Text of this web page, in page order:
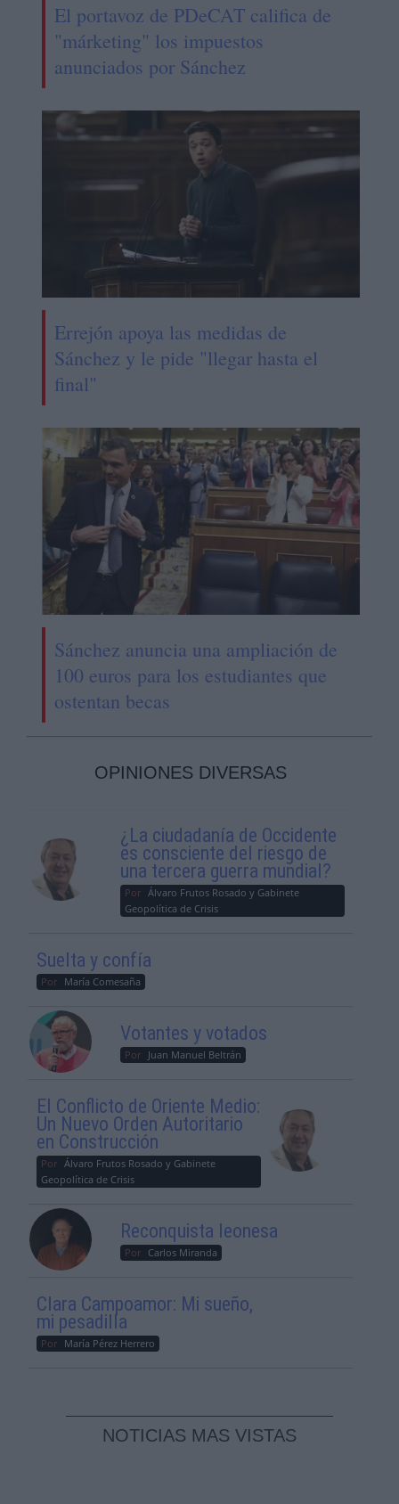
El portavoz de PDeCAT califica de
"márketing" los impuestos
anunciados por Sánchez
Errejón apoya las medidas de
Sánchez y le pide "llegar hasta el
final"
Sánchez anuncia una ampliación de
100 euros para los estudiantes que
ostentan becas
OPINIONES DIVERSAS
¿La ciudadanía de Occidente
es consciente del riesgo de
una tercera guerra mundial?
Por Álvaro Frutos Rosado y Gabinete
Geopolítica de Crisis
Suelta y confía
Por María Comesaña
Votantes y votados
Por Juan Manuel Beltrán
El Conflicto de Oriente Medio:
Un Nuevo Orden Autoritario
en Construcción
Por Álvaro Frutos Rosado y Gabinete
Geopolítica de Crisis
Reconquista leonesa
Por Carlos Miranda
Clara Campoamor: Mi sueño,
mi pesadilla
Por María Pérez Herrero
NOTICIAS MAS VISTAS